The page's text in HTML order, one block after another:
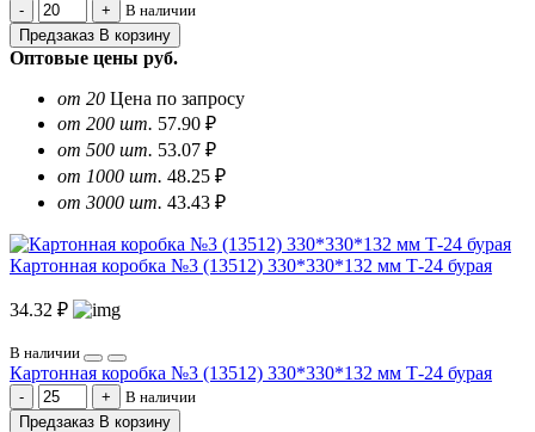
В наличии
Предзаказ В корзину
Оптовые цены руб.
от 20 Цена по запросу
от 200 шт. 57.90 ₽
от 500 шт. 53.07 ₽
от 1000 шт. 48.25 ₽
от 3000 шт. 43.43 ₽
Картонная коробка №3 (13512) 330*330*132 мм Т-24 бурая
34.32 ₽
В наличии
Картонная коробка №3 (13512) 330*330*132 мм Т-24 бурая
В наличии
Предзаказ В корзину